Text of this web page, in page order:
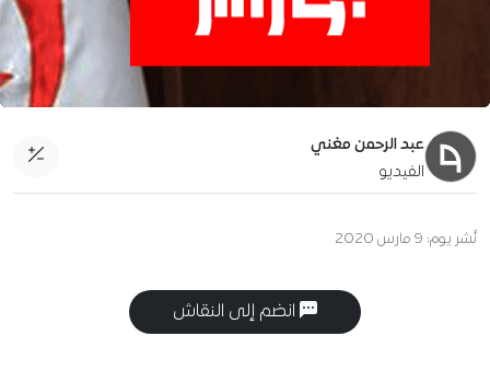
عبد الرحمن مغني
الفيديو
نُشر يوم: 9 مارس 2020
انضم إلى النقاش